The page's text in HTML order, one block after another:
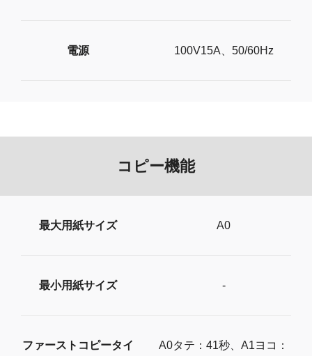
電源 100V15A、50/60Hz
コピー機能
最大用紙サイズ A0
最小用紙サイズ -
ファーストコピータイ
A0タテ：41秒、A1ヨコ：